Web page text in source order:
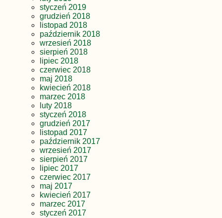
styczeń 2019
grudzień 2018
listopad 2018
październik 2018
wrzesień 2018
sierpień 2018
lipiec 2018
czerwiec 2018
maj 2018
kwiecień 2018
marzec 2018
luty 2018
styczeń 2018
grudzień 2017
listopad 2017
październik 2017
wrzesień 2017
sierpień 2017
lipiec 2017
czerwiec 2017
maj 2017
kwiecień 2017
marzec 2017
styczeń 2017